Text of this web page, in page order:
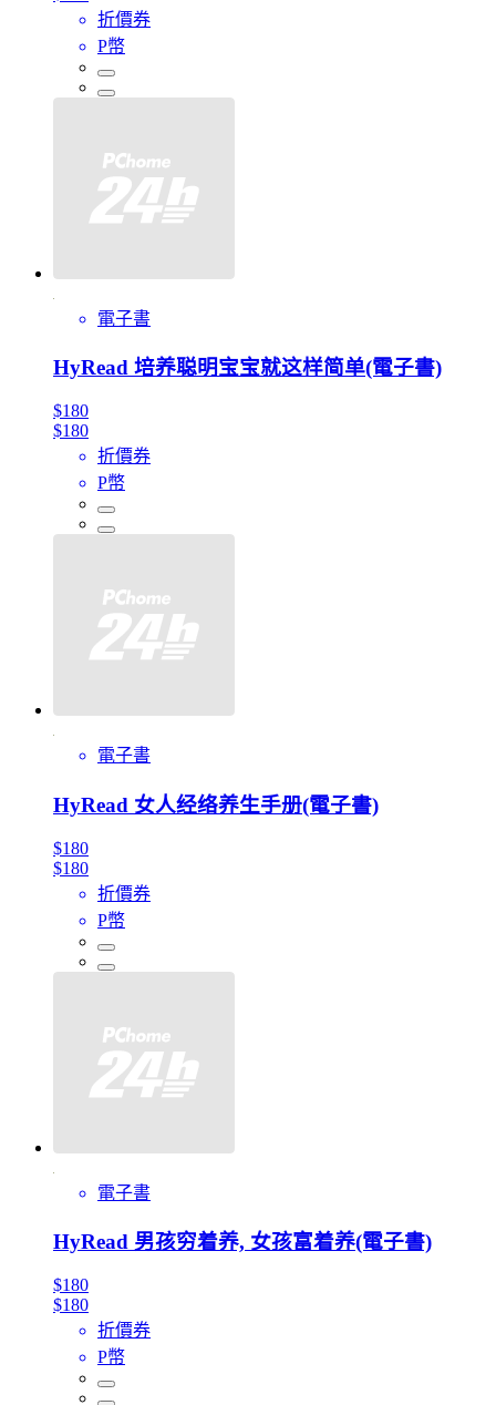
折價券
P幣
電子書
HyRead 培养聪明宝宝就这样简单(電子書)
$180
$180
折價券
P幣
電子書
HyRead 女人经络养生手册(電子書)
$180
$180
折價券
P幣
電子書
HyRead 男孩穷着养, 女孩富着养(電子書)
$180
$180
折價券
P幣